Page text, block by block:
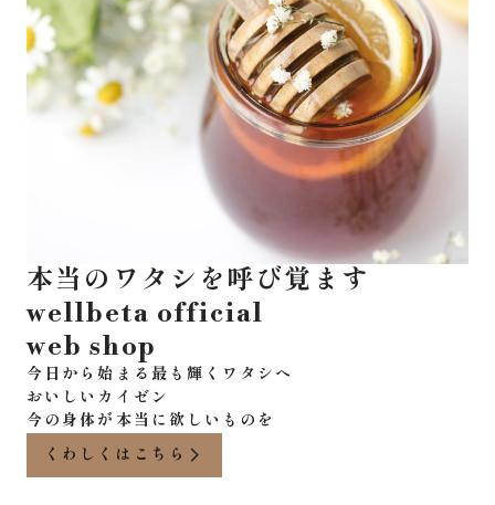
本当のワタシを呼び覚ます
wellbeta official
web shop
今日から始まる最も輝くワタシへ
おいしいカイゼン
今の身体が本当に欲しいものを
くわしくはこちら